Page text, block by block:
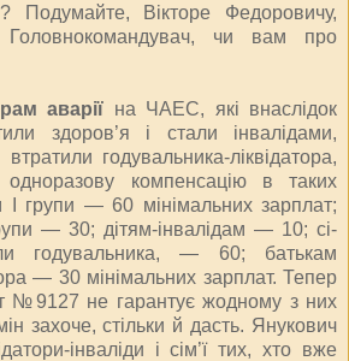
Подумайте, Вікторе Федоровичу,
чи вам про
аварії на ЧАЕС, які внаслідок
здоров’я і стали інвалідами,
годувальника-ліквідатора,
одноразову компенсацію в таких
I групи — 60 мінімальних зарплат;
— 30; дітям-інвалідам — 10; сі­
годувальника, — 60; батькам
— 30 мінімальних зар­плат. Тепер
№9127 не гарантує жодному з них
захоче, стільки й дасть. Янукович
інваліди і сі­м’ї тих, хто вже